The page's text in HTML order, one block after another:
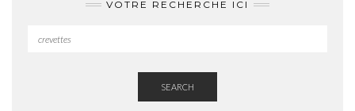
VOTRE RECHERCHE ICI
SEARCH